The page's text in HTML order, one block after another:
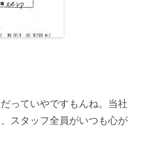
っていやですもんね。当社
スタッフ全員がいつも心が